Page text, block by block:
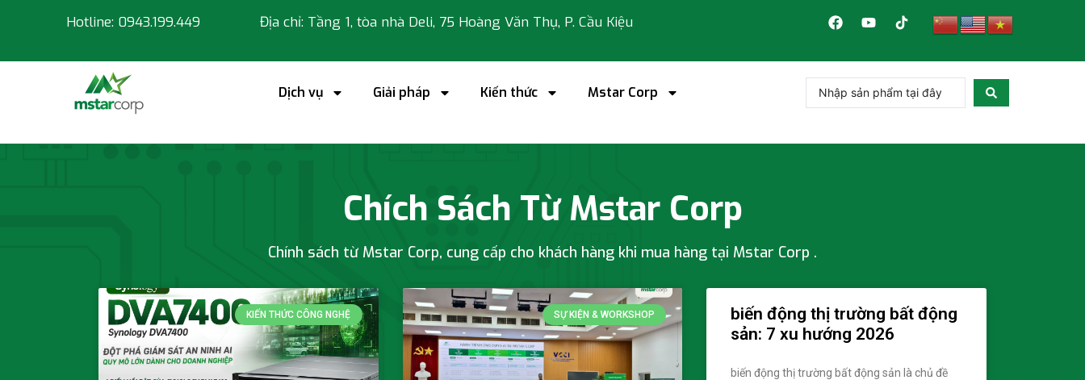
Hotline: 0943.199.449 Địa chỉ: Tầng 1, tòa nhà Deli, 75 Hoàng Văn Thụ, P. Cầu Kiệu
Dịch vụ Giải pháp Kiến thức Mstar Corp
Chính sách Mstar CorpChích Sách Từ Mstar Corp
Chính sách từ Mstar Corp, cung cấp cho khách hàng khi mua hàng tại Mstar Corp .
KIẾN THỨC CÔNG NGHỆ SỰ KIỆN & WORKSHOP
biến động thị trường bất động
sản: 7 xu hướng 2026
biến động thị trường bất động sản là chủ đề